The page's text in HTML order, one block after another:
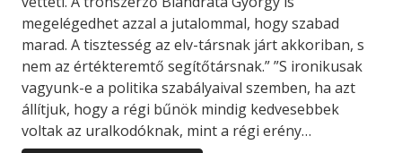
megelégedhet azzal a jutalommal, hogy szabad
marad. A tisztesség az elv-társnak járt akkoriban, s
nem az értékteremtő segítőtársnak.” ”S ironikusak
vagyunk-e a politika szabályaival szemben, ha azt
állítjuk, hogy a régi bűnök mindig kedvesebbek
voltak az uralkodóknak, mint a régi erény…